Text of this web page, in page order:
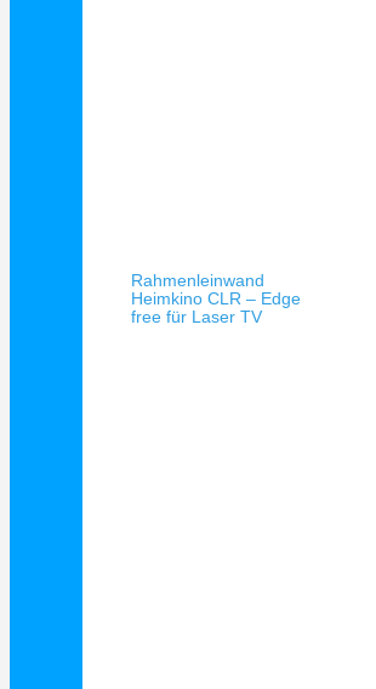
Rahmenleinwand
Heimkino CLR – Edge
free für Laser TV